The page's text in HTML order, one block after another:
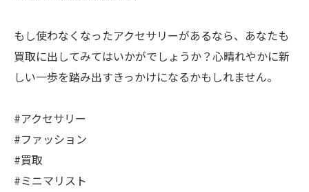
もし使わなくなったアクセサリーがあるなら、あなたも
買取に出してみてはいかがでしょうか？心晴れやかに新
しい一歩を踏み出すきっかけになるかもしれません。
#アクセサリー
#ファッション
#買取
#ミニマリスト